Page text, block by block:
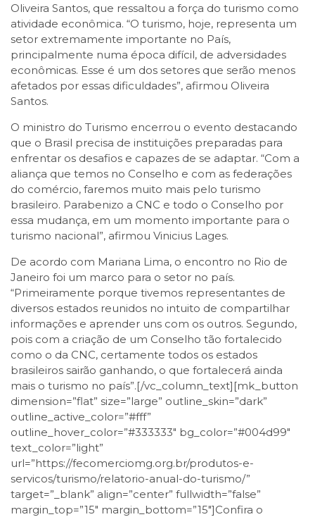
Oliveira Santos, que ressaltou a força do turismo como
atividade econômica. “O turismo, hoje, representa um
setor extremamente importante no País,
principalmente numa época difícil, de adversidades
econômicas. Esse é um dos setores que serão menos
afetados por essas dificuldades”, afirmou Oliveira
Santos.
O ministro do Turismo encerrou o evento destacando
que o Brasil precisa de instituições preparadas para
enfrentar os desafios e capazes de se adaptar. “Com a
aliança que temos no Conselho e com as federações
do comércio, faremos muito mais pelo turismo
brasileiro. Parabenizo a CNC e todo o Conselho por
essa mudança, em um momento importante para o
turismo nacional”, afirmou Vinicius Lages.
De acordo com Mariana Lima, o encontro no Rio de
Janeiro foi um marco para o setor no país.
“Primeiramente porque tivemos representantes de
diversos estados reunidos no intuito de compartilhar
informações e aprender uns com os outros. Segundo,
pois com a criação de um Conselho tão fortalecido
como o da CNC, certamente todos os estados
brasileiros sairão ganhando, o que fortalecerá ainda
mais o turismo no país”.[/vc_column_text][mk_button
dimension=”flat” size=”large” outline_skin=”dark”
outline_active_color=”#fff”
outline_hover_color=”#333333″ bg_color=”#004d99″
text_color=”light”
url=”https://fecomerciomg.org.br/produtos-e-
servicos/turismo/relatorio-anual-do-turismo/”
target=”_blank” align=”center” fullwidth=”false”
margin_top=”15″ margin_bottom=”15″]Confira o